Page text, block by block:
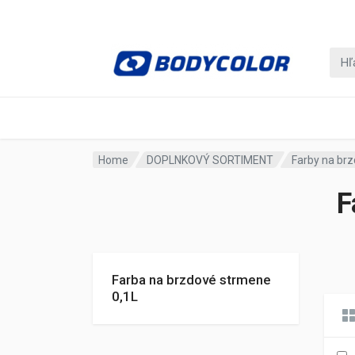
Home DOPLNKOVÝ SORTIMENT Farby na
Farba na brzdové strmene
0,1L